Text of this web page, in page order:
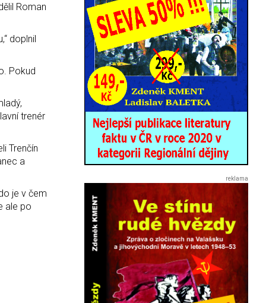
Roman
doplnil
Pokud
trenér
Trenčín
a
je v čem
ale po